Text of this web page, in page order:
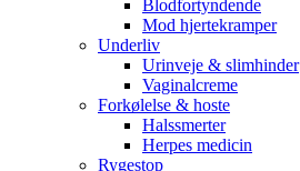
Blodfortyndende
Mod hjertekramper
Underliv
Urinveje & slimhinder
Vaginalcreme
Forkølelse & hoste
Halssmerter
Herpes medicin
Rygestop